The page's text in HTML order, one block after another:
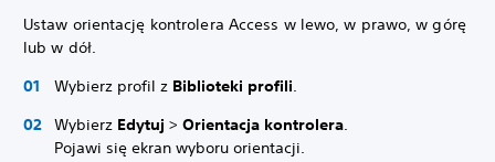
Ustaw orientację kontrolera Access w lewo, w prawo, w górę
lub w dół.
Wybierz profil z Biblioteki profili.
Wybierz Edytuj > Orientacja kontrolera.
Pojawi się ekran wyboru orientacji.